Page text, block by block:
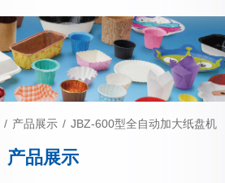
产品展示 JBZ-600型全自动加大纸盘机
产品展示